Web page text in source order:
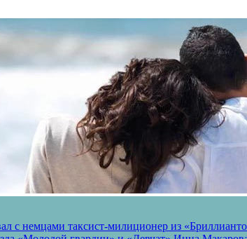
с немцами таксист-милиционер из